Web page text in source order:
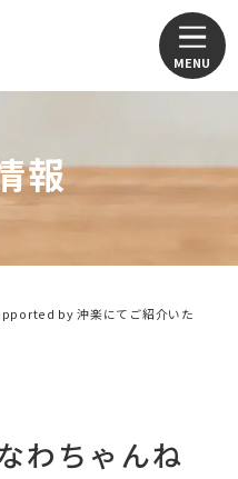
報
by 沖楽にてご紹介いた
わちゃんね